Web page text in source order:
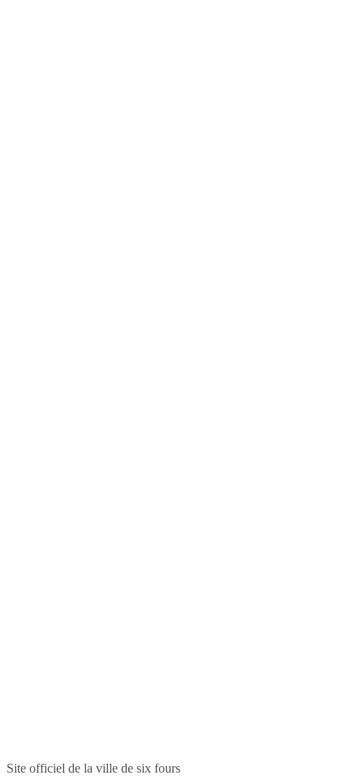
Site officiel de la ville de six fours